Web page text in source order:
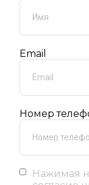
Email
Номер
Нажимая